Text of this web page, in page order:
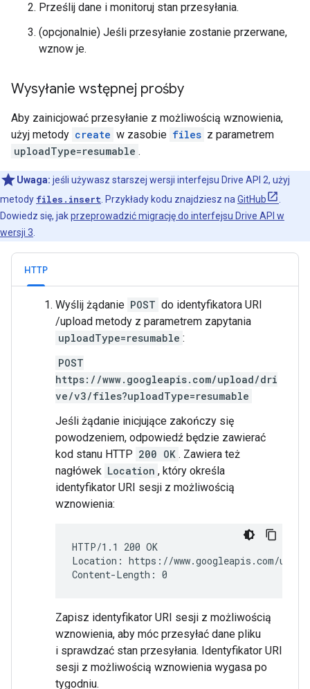
Prześlij dane i monitoruj stan przesyłania.
(opcjonalnie) Jeśli przesyłanie zostanie przerwane,
wznow je.
Wysyłanie wstępnej prośby
Aby zainicjować przesyłanie z możliwością wznowienia,
użyj metody create w zasobie files z parametrem
uploadType=resumable .
Uwaga: jeśli używasz starszej wersji interfejsu Drive API 2, użyj
metody files.insert . Przykłady kodu znajdziesz na GitHub
Dowiedz się, jakprzeprowadzić migrację do interfejsu Drive API w
wersji 3
HTTP
Wyślij żądanie POST do identyfikatora URI
/upload metody z parametrem zapytania
uploadType=resumable :
POST
https://www.googleapis.com/upload/dri
ve/v3/files?uploadType=resumable
Jeśli żądanie inicjujące zakończy się
powodzeniem, odpowiedź będzie zawierać
kod stanu HTTP 200 OK . Zawiera też
nagłówek Location , który określa
identyfikator URI sesji z możliwością
wznowienia:
HTTP/1.1 200 OK
Location: https://www.googleapis.com/
Zapisz identyfikator URI sesji z możliwością
wznowienia, aby móc przesyłać dane pliku
i sprawdzać stan przesyłania. Identyfikator URI
sesji z możliwością wznowienia wygasa po
tygodniu.